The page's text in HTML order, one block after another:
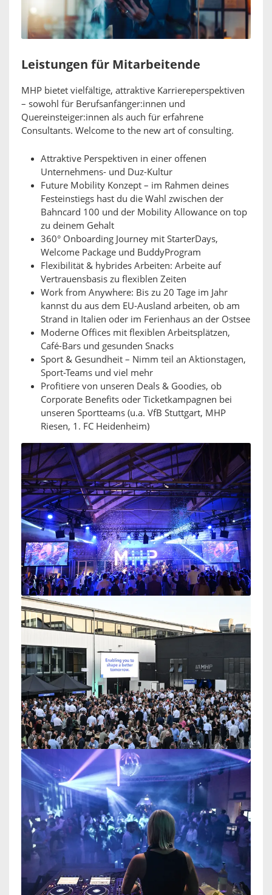
Leistungen für Mitarbeitende
MHP bietet vielfältige, attraktive Karriereperspektiven
– sowohl für Berufsanfänger:innen und
Quereinsteiger:innen als auch für erfahrene
Consultants. Welcome to the new art of consulting.
Attraktive Perspektiven in einer offenen
Unternehmens- und Duz-Kultur
Future Mobility Konzept – im Rahmen deines
Festeinstiegs hast du die Wahl zwischen der
Bahncard 100 und der Mobility Allowance on top
zu deinem Gehalt
360° Onboarding Journey mit StarterDays,
Welcome Package und BuddyProgram
Flexibilität & hybrides Arbeiten: Arbeite auf
Vertrauensbasis zu flexiblen Zeiten
Work from Anywhere: Bis zu 20 Tage im Jahr
kannst du aus dem EU-Ausland arbeiten, ob am
Strand in Italien oder im Ferienhaus an der Ostsee
Moderne Offices mit flexiblen Arbeitsplätzen,
Café-Bars und gesunden Snacks
Sport & Gesundheit – Nimm teil an Aktionstagen,
Sport-Teams und viel mehr
Profitiere von unseren Deals & Goodies, ob
Corporate Benefits oder Ticketkampagnen bei
unseren Sportteams (u.a. VfB Stuttgart, MHP
Riesen, 1. FC Heidenheim)